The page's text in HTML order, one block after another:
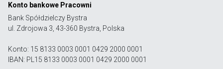
Konto bankowe Pracowni
Bank Spółdzielczy Bystra
ul. Zdrojowa 3, 43-360 Bystra, Polska
Konto: 15 8133 0003 0001 0429 2000 0001
IBAN: PL15 8133 0003 0001 0429 2000 0001